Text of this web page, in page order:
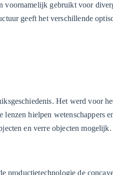
gebruikt voor
geeft het verschillende
Het werd voor
lenzen hielpen wetenschappers
en verre objecten mogelijk.
productietechnologie de